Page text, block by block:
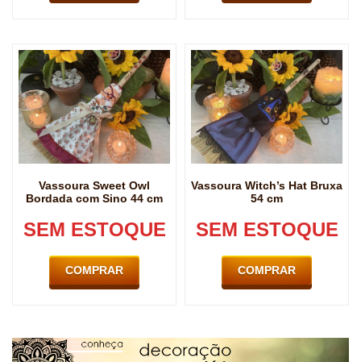
Vassoura Sweet Owl
Bordada com Sino 44 cm
SEM ESTOQUE
COMPRAR
Vassoura Witch’s Hat Bruxa
54 cm
SEM ESTOQUE
COMPRAR